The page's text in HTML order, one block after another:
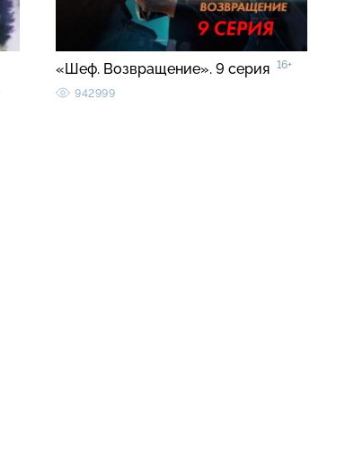
«Шеф. Возвращение». 9 серия 16+
942999